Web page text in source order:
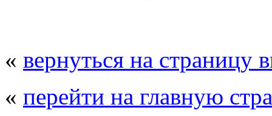
« вернуться на страницу
« перейти на главную